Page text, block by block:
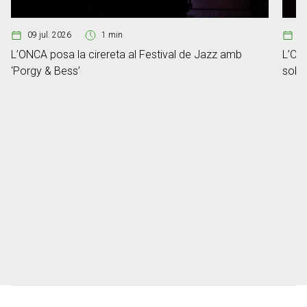
09 jul. 2026 1 min
L’ONCA posa la cirereta al Festival de Jazz amb
‘Porgy & Bess’